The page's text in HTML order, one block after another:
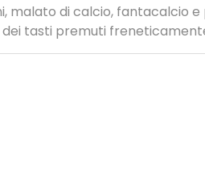
malato di calcio, fantacalcio
tasti premuti